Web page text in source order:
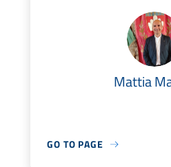
Mattia
GO TO PAGE